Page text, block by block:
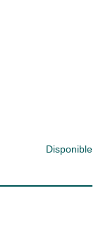
Disponible